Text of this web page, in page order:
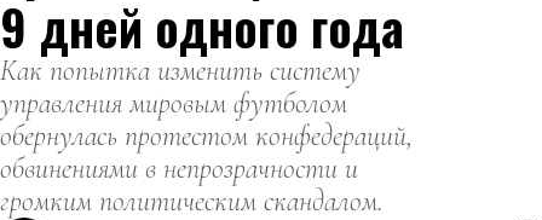
9 дней одного года
Как попытка изменить систему
управления мировым футболом
обернулась протестом конфедераций,
обвинениями в непрозрачности и
громким политическим скандалом.